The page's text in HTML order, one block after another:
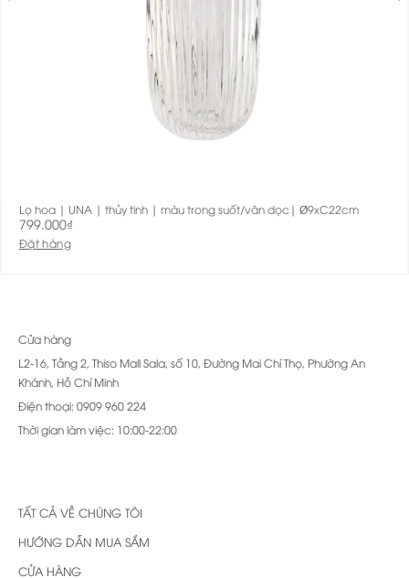
Lọ hoa | UNA | thủy tinh | màu trong suốt/vân dọc| Ø9xC22cm
799.000₫
Đặt hàng
Cửa hàng
L2-16, Tầng 2, Thiso Mall Sala, số 10, Đường Mai Chí Thọ, Phường An
Khánh, Hồ Chí Minh
Điện thoại: 0909 960 224
Thời gian làm việc: 10:00-22:00
TẤT CẢ VỀ CHÚNG TÔI
HƯỚNG DẪN MUA SẮM
CỬA HÀNG